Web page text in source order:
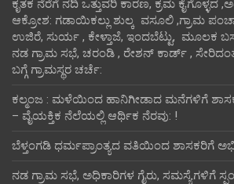
ಕೃತಕ ನೆರೆಗೆ ನದಿ ಒತ್ತುವರಿ ಕಾರಣ, ಕ್ರಮ ಕೈಗೊಳ್ಳದ
ಆಕ್ರೋಶ: ಗಡಾಯಿಕಲ್ಲು ಶುಲ್ಕ ವಸೂಲಿ ,ಗ್ರಾಮ
ಉಜಿರೆ, ಸುರ್ಯ , ಕೇಳ್ತಾಜೆ, ಇಂದಬೆಟ್ಟು, ಮೂಲಕ
ನಡ ಗ್ರಾಮ ಸಭೆ, ಚರಂಡಿ , ರೇಶನ್ ಕಾರ್ಡ್ ,
ಬಗ್ಗೆ ಗ್ರಾಮಸ್ಥರ ಚರ್ಚೆ:
ಕಲ್ಮಂಜ : ಮಳೆಯಿಂದ ಹಾನಿಗೀಡಾದ ಮನೆಗಳಿಗೆ
– ವೈಯಕ್ತಿಕ ನೆಲೆಯಲ್ಲಿ ಆರ್ಥಿಕ‌ ನೆರವು: !
ಬೆಳ್ತಂಗಡಿ ಧರ್ಮಪ್ರಾಂತ್ಯದ ವತಿಯಿಂದ ಶಾಸಕರಿಗೆ
ನಡ ಗ್ರಾಮ ಸಭೆ, ಅಧಿಕಾರಿಗಳ ಗೈರು, ಸಮಸ್ಯೆಗಳಿಗೆ